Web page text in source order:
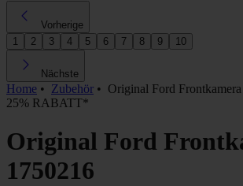
Vorherige
1
2 3 4 5 6 7 8 9 10
Nächste
Home • Zubehör • Original Ford
25% RABATT*
Original Ford
1750216